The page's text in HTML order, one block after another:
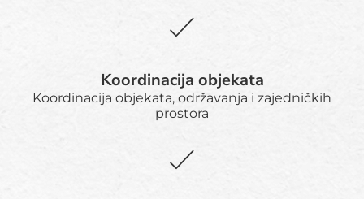
Koordinacija objekata
Koordinacija objekata, održavanja i zajedničkih
prostora